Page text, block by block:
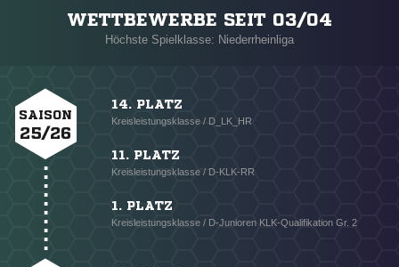
WETTBEWERBE SEIT 03/04
Höchste Spielklasse: Niederrheinliga
SAISON
25/26
14. PLATZ
Kreisleistungsklasse / D_LK_HR
11. PLATZ
Kreisleistungsklasse / D-KLK-RR
1. PLATZ
Kreisleistungsklasse / D-Junioren KLK-Qualifikation Gr. 2